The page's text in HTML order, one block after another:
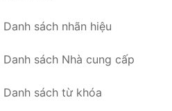
Danh sách nhãn hiệu
Danh sách Nhà cung cấp
Danh sách từ khóa